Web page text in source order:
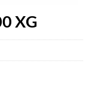
XG